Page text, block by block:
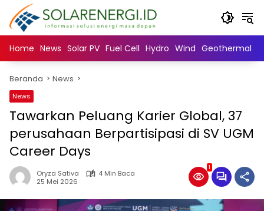
Langsung
konten
Home News Solar PV Fuel Cell Hydro Wind Geothermal
Beranda News
News
Tawarkan Peluang Karier Global, 37
perusahaan Berpartisipasi di SV UGM
Career Days
Oryza Sativa
4 Min Baca
25 Mei 2026
1